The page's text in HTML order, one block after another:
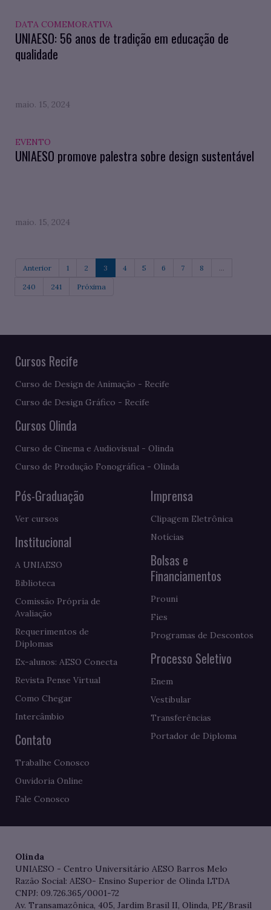
DATA COMEMORATIVA
UNIAESO: 56 anos de tradição em educação de
qualidade
maio. 15, 2024
EVENTO
UNIAESO promove palestra sobre design sustentável
maio. 15, 2024
Anterior 1 2 3 4 5 6 7 8 ...
240 241 Próxima
Cursos Recife
Curso de Design de Animação - Recife
Curso de Design Gráfico - Recife
Cursos Olinda
Curso de Cinema e Audiovisual - Olinda
Curso de Produção Fonográfica - Olinda
Pós-Graduação
Ver cursos
Institucional
A UNIAESO
Biblioteca
Comissão Própria de
Avaliação
Requerimentos de
Diplomas
Ex-alunos: AESO Conecta
Revista Pense Virtual
Como Chegar
Intercâmbio
Contato
Trabalhe Conosco
Ouvidoria Online
Fale Conosco
Imprensa
Clipagem Eletrônica
Notícias
Bolsas e
Financiamentos
Prouni
Fies
Programas de Descontos
Processo Seletivo
Enem
Vestibular
Transferências
Portador de Diploma
Olinda
UNIAESO - Centro Universitário AESO Barros Melo
Razão Social: AESO- Ensino Superior de Olinda LTDA
CNPJ: 09.726.365/0001-72
Av. Transamazônica, 405, Jardim Brasil II, Olinda, PE/Brasil